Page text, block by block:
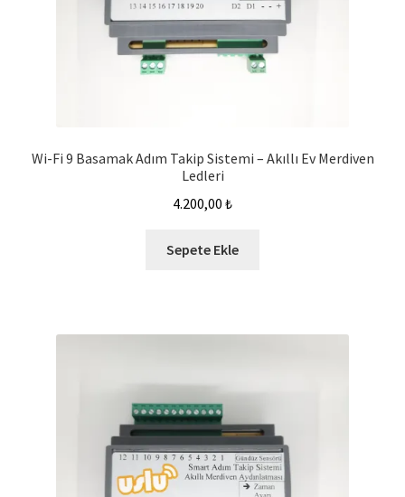
Wi-Fi 9 Basamak Adım Takip Sistemi – Akıllı Ev Merdiven
Ledleri
4.200,00 ₺
Sepete Ekle